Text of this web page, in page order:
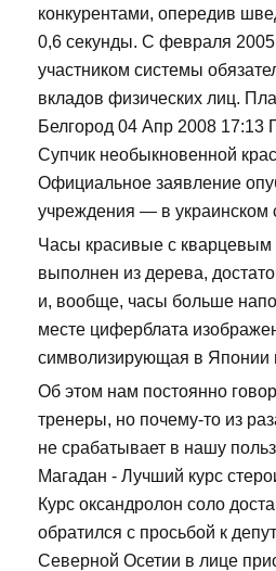
конкурентами, опередив
0,6 секунды. С февраля 2005
участником системы
вкладов физических лиц.
Белгород 04 Апр 2008 17:13
Супчик необыкновенной
Официальное заявление
учреждения — в украинском
Часы красивые с кварцевым
выполнен из дерева,
и, вообще, часы больше
месте циферблата
символизирующая в Японии
Об этом нам постоянно
тренеры, но почему-то из
не срабатывает в нашу
Магадан - Лучший курс
Курс оксандролон соло
обратился с просьбой к
Северной Осетии в лице